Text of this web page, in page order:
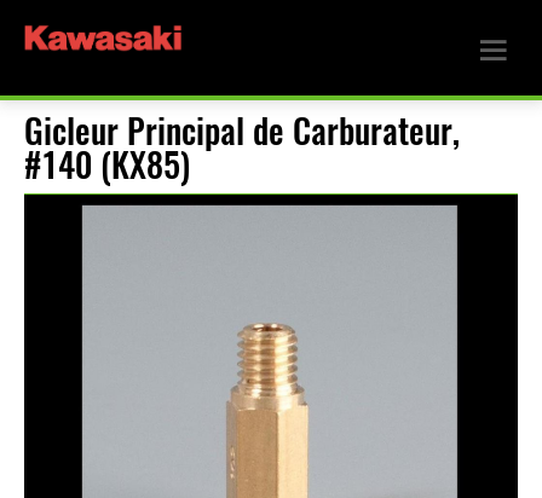
Gicleur Principal de Carburateur,
#140 (KX85)